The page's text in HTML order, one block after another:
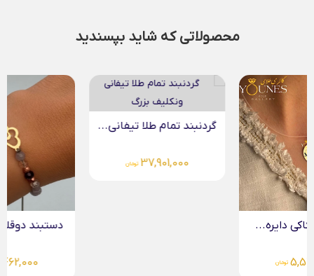
محصولاتی که شاید بپسندید
گردنبند تمام طلا تیفانی...
37,901,000
دستبند دوقلب طلا لیزری